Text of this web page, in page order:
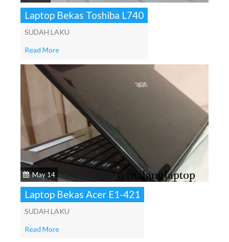
Laptop Bekas Toshiba L740
SUDAH LAKU
Read More
May 14
Laptop Bekas Acer E1-421
SUDAH LAKU
Read More